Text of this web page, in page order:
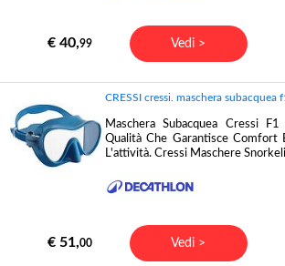
€ 40,99 Vedi >
CRESSI cressi. maschera subacquea
Maschera Subacquea Cressi
Qualità Che Garantisce Comfort
L'attività. Cressi Maschere
€ 51,00 Vedi >